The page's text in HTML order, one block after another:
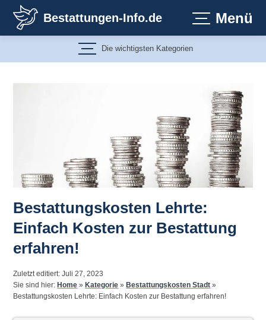
Inhalt
springen
Bestattungen-Info.de Menü
Die wichtigsten Kategorien
Bestattungskosten Lehrte:
Einfach Kosten zur Bestattung
erfahren!
Zuletzt editiert: Juli 27, 2023
Sie sind hier:Home »Kategorie »Bestattungskosten Stadt »
Bestattungskosten Lehrte: Einfach Kosten zur Bestattung erfahren!